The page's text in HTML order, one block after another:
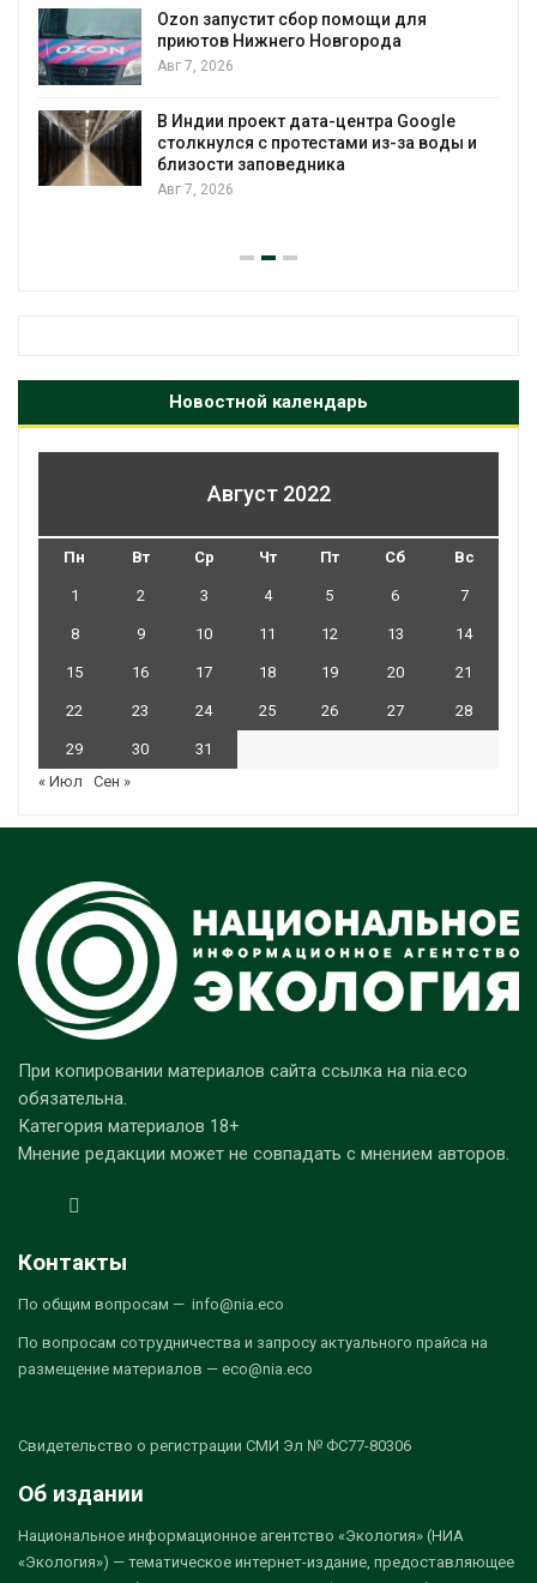
Ozon запустит сбор помощи для
приютов Нижнего Новгорода
Авг 7, 2026
В Индии проект дата-центра Google
столкнулся с протестами из-за воды и
близости заповедника
Авг 7, 2026
Новостной календарь
Август 2022
Пн Вт Ср Чт Пт Сб Вс
1 2 3 4 5 6 7
8 9 10 11 12 13 14
15 16 17 18 19 20 21
22 23 24 25 26 27 28
29 30
31
« Июл
Сен »
При копировании материалов сайта ссылка на nia.eco
обязательна.
Категория материалов 18+
Мнение редакции может не совпадать с мнением авторов.
Контакты
По общим вопросам — info@nia.eco
По вопросам сотрудничества и запросу актуального прайса на
размещение материалов — eco@nia.eco
Свидетельство о регистрации СМИ Эл № ФС77-80306
Об издании
Национальное информационное агентство «Экология» (НИА
«Экология») — тематическое интернет-издание, предоставляющее